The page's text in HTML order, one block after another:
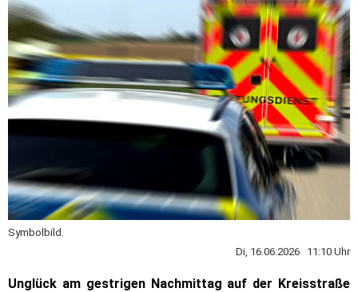
Symbolbild.
Di, 16.06.2026 11:10 Uhr
Unglück am gestrigen Nachmittag auf der Kreisstraße